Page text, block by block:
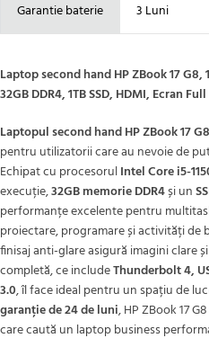
Garantie baterie 3 Luni
Laptop second hand HP ZBook 17 G8,
32GB DDR4, 1TB SSD, HDMI, Ecran
Laptopul second hand HP ZBook 17 G8
pentru utilizatorii care au nevoie de
Echipat cu procesorulIntel Core i5-
execuție,32GB memorie DDR4și un
performanțe excelente pentru
proiectare, programare și activități de
finisaj anti-glare asigură imagini clare
completă, ce includeThunderbolt 4,
3.0, îl face ideal pentru un spațiu de
garanție de 24 de luni, HP ZBook 17
care caută un laptop business